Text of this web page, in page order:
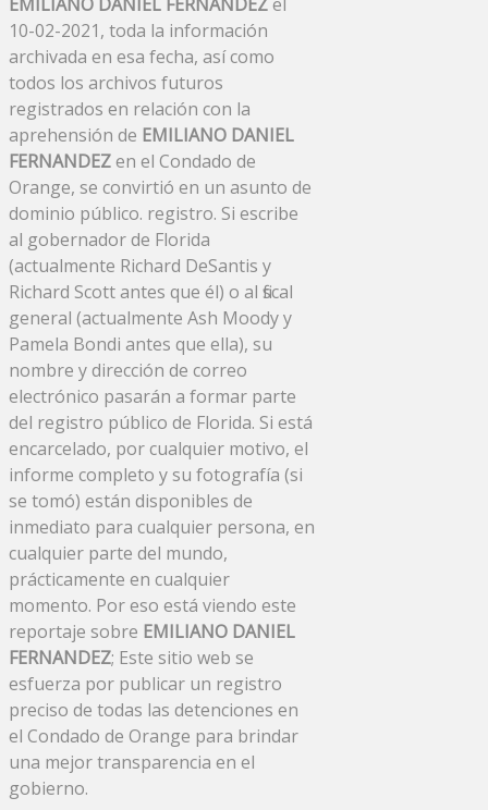
10-02-2021, toda la información
archivada en esa fecha, así como
todos los archivos futuros
registrados en relación con la
aprehensión de EMILIANO DANIEL
FERNANDEZen el Condado de
Orange, se convirtió en un asunto de
dominio público. registro. Si escribe
al gobernador de Florida
(actualmente Richard DeSantis y
Richard Scott antes que él) o al fiscal
general (actualmente Ash Moody y
Pamela Bondi antes que ella), su
nombre y dirección de correo
electrónico pasarán a formar parte
del registro público de Florida. Si está
encarcelado, por cualquier motivo, el
informe completo y su fotografía (si
se tomó) están disponibles de
inmediato para cualquier persona, en
cualquier parte del mundo,
prácticamente en cualquier
momento. Por eso está viendo este
reportaje sobre EMILIANO DANIEL
FERNANDEZ; Este sitio web se
esfuerza por publicar un registro
preciso de todas las detenciones en
el Condado de Orange para brindar
una mejor transparencia en el
gobierno.